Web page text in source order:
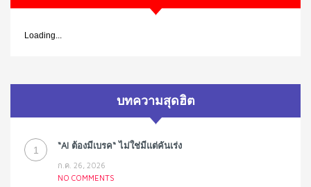
Loading...
บทความสุดฮิต
1 “AI ต้องมีเบรค“ ไม่ใช่มีแต่คันเร่ง
ก.ค. 26, 2026
NO COMMENTS